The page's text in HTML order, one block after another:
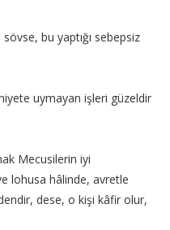
bu yaptığı sebepsiz
uymayan işleri güzeldir
Mecusilerin iyi
lohusa hâlinde, avretle
dese, o kişi kâfir olur,